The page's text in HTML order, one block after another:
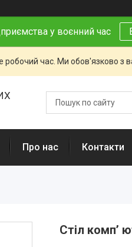
у воєнний час
робочий час. Ми обов'язково
Про нас Контакти
Стіл комп’